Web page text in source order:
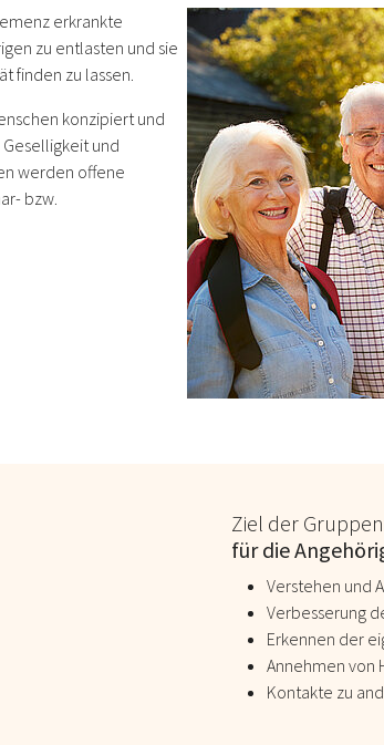
erkrankte
zu entlasten und sie
finden zu lassen.
konzipiert und
und
werden offene
bzw.
Ziel der
für die
Verstehen und
Verbesserung
Erkennen der
Annehmen von
Kontakte zu